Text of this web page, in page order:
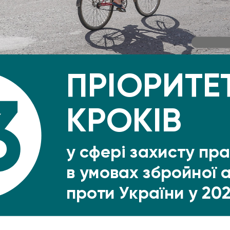
у сфері захисту
в умовах збройної
проти України у
КРОКІВ